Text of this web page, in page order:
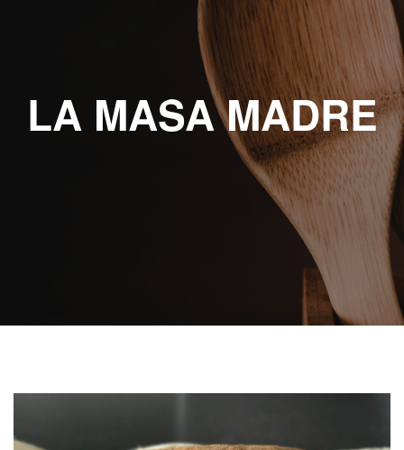
Back
RECIPeatS
RECETAS
ESCRITAS
VIDEO
RECETAS
KIDS
LA MASA MADRE